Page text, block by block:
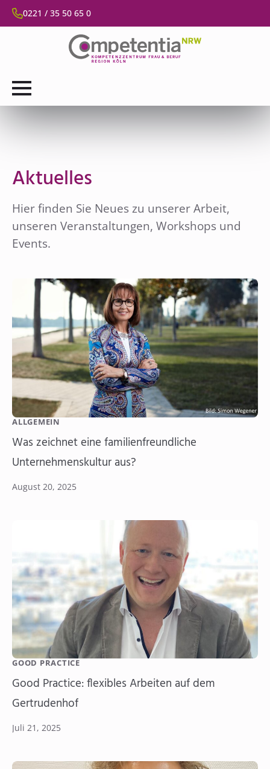
0221 / 35 50 65 0
Aktuelles
Hier finden Sie Neues zu unserer Arbeit,
unseren Veranstaltungen, Workshops und
Events.
Was zeichnet eine familienfreundliche
Unternehmenskultur aus?
August 20, 2025
ALLGEMEIN
Good Practice: flexibles Arbeiten auf dem
Gertrudenhof
Juli 21, 2025
GOOD PRACTICE